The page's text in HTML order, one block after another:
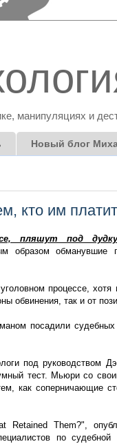
манипуляциях и
Новый блог
кто им
пляшут под
образом обманувшие
процессе,
обвинения, так и от
посадили судебных
под руководством
тест. Мьюри со
как соперничающие
Them?",
по судебной